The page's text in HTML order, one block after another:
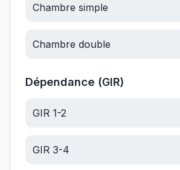
Chambre simple
Chambre double
Dépendance (GIR)
GIR 1-2
GIR 3-4